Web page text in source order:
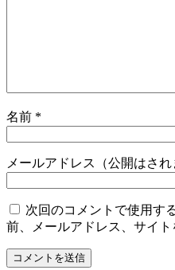
名前 *
メールアドレス（公開はされ
次回のコメントで使用す
前、メールアドレス、サイト